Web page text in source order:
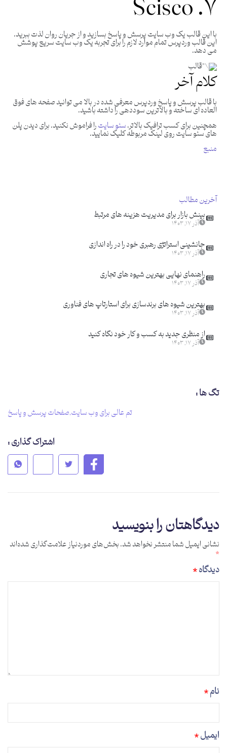
۷. Scisco
با این قالب یک وب سایت پرسش و پاسخ بسازید و از جریان روان لذت ببرید.
این قالب وردپرس تمام موارد لازم را برای تجربه یک وب سایت سریع پوشش
می دهد.
کلام آخر
با قالب پرسش و پاسخ وردپرس معرفی شده در بالا می توانید صفحه های فوق
العاده ای ساخته و بالاترین سوددهی را داشته باشید.
همچنین برای کسب ترافیک بالاتر،سئو سایترا فراموش نکنید. برای دیدن پلن
های سئو سایت روی لینک مربوطه کلیک نمایید.
منبع
آخرین مطالب
بینش بازار برای مدیریت هزینه های مرتبط
آذر ۱۷, ۱۴۰۳
جانشینی استراتژی رهبری خود را در راه اندازی
آذر ۱۷, ۱۴۰۳
راهنمای نهایی بهترین شیوه های تجاری
آذر ۱۷, ۱۴۰۳
بهترین شیوه های برندسازی برای استارتاپ های فناوری
آذر ۱۷, ۱۴۰۳
از منظری جدید به کسب و کار خود نگاه کنید
آذر ۱۷, ۱۴۰۳
تگ ها :
تم عالی برای وب ‌سایت,صفحات پرسش و پاسخ
اشتراک گذاری :
دیدگاهتان را بنویسید
نشانی ایمیل شما منتشر نخواهد شد.بخش‌های موردنیاز علامت‌گذاری شده‌اند
دیدگاه*
نام*
ایمیل*